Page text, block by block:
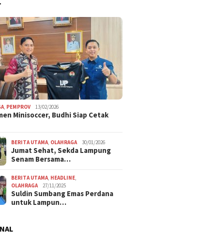
PEMPROV 13/02/2026
Minisoccer, Budhi Siap Cetak
BERITA UTAMA OLAHRAGA 30/01/2026
Jumat Sehat, Sekda Lampung
Senam Bersama…
BERITA UTAMA HEADLINE
OLAHRAGA
27/11/2025
Suldin Sumbang Emas Perdana
untuk Lampun…